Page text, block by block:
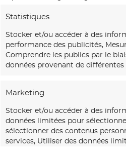
Statistiques
Stocker et/ou accéder à des
performance des publicités,
Comprendre les publics par le
données provenant de différentes
Marketing
Stocker et/ou accéder à des
données limitées pour
sélectionner des contenus
services, Utiliser des données
Détail